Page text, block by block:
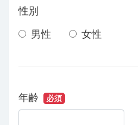
性別
男性
女性
年齢 必須